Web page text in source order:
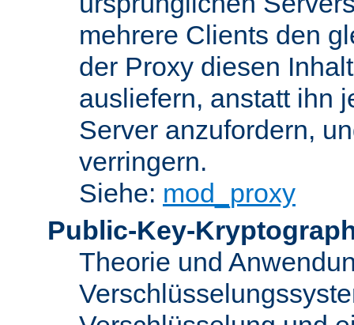
mehrere Clients den
der Proxy diesen
ausliefern, anstatt ihn
Server anzufordern,
verringern.
Siehe: mod_proxy
Public-Key-
Theorie und